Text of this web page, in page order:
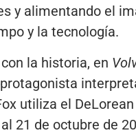
y alimentando el
y la tecnología.
la historia, en
utiliza el
21 de octubre de